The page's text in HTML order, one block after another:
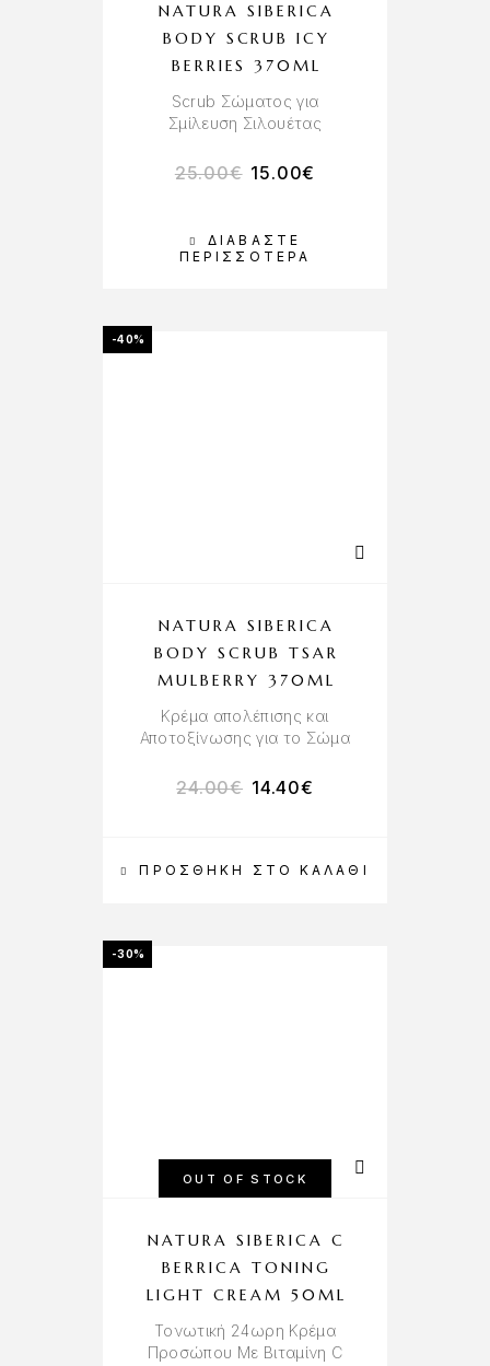
ΔΙΑΒΆΣΤΕ
ΠΕΡΙΣΣΌΤΕΡΑ
NATURA SIBERICA
BODY SCRUB ICY
BERRIES 370ML
Scrub Σώματος για
Σμίλευση Σιλουέτας
25.00€ 15.00€
-40%
ΠΡΟΣΘΉΚΗ ΣΤΟ ΚΑΛΆΘΙ
NATURA SIBERICA
BODY SCRUB TSAR
MULBERRY 370ML
Κρέμα απολέπισης και
Αποτοξίνωσης για το Σώμα
24.00€ 14.40€
-30%
OUT OF STOCK
NATURA SIBERICA C
BERRICA TONING
LIGHT CREAM 50ML
Τονωτική 24ωρη Κρέμα
Προσώπου Με Βιταμίνη C